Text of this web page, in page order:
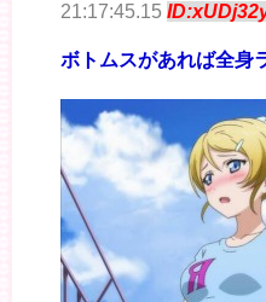
21:17:45.15
ボトムスがあれば全身